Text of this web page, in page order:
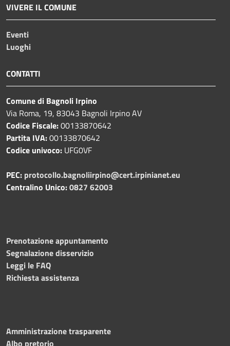
VIVERE IL COMUNE
Eventi
Luoghi
CONTATTI
Comune di Bagnoli Irpino
Via Roma, 19, 83043 Bagnoli Irpino AV
Codice Fiscale:00133870642
Partita IVA:00133870642
Codice univoco: UFG0VF
PEC: protocollo.bagnoliirpino@cert.irpinianet.eu
Centralino Unico:0827 62003
Prenotazione appuntamento
Segnalazione disservizio
Leggi le FAQ
Richiesta assistenza
Amministrazione trasparente
Albo pretorio